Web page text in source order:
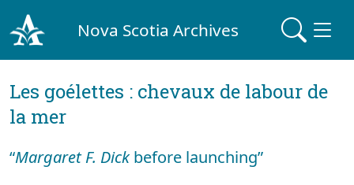
Nova Scotia Archives
Les goélettes : chevaux de labour de
la mer
“Margaret F. Dickbefore launching”